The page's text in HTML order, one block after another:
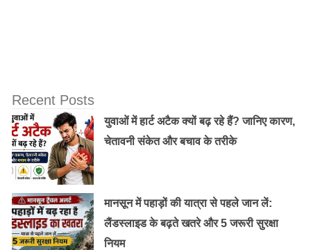
Recent Posts
युवाओं में हार्ट अटैक क्यों बढ़ रहे हैं? जानिए कारण,
चेतावनी संकेत और बचाव के तरीके
मानसून में पहाड़ों की यात्रा से पहले जान लें:
लैंडस्लाइड के बढ़ते खतरे और 5 जरूरी सुरक्षा
नियम